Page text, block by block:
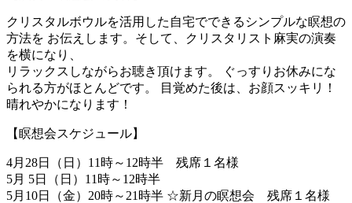
クリスタルボウルを活用した自宅でできるシンプルな瞑想の
方法を お伝えします。そして、クリスタリスト麻実の演奏
を横になり、
リラックスしながらお聴き頂けます。 ぐっすりお休みにな
られる方がほとんどです。 目覚めた後は、お顔スッキリ！
晴れやかになります！
【瞑想会スケジュール】
4月28日（日）11時～12時半 残席１名様
5月 5日（日）11時～12時半
5月10日（金）20時～21時半 ☆新月の瞑想会 残席１名様